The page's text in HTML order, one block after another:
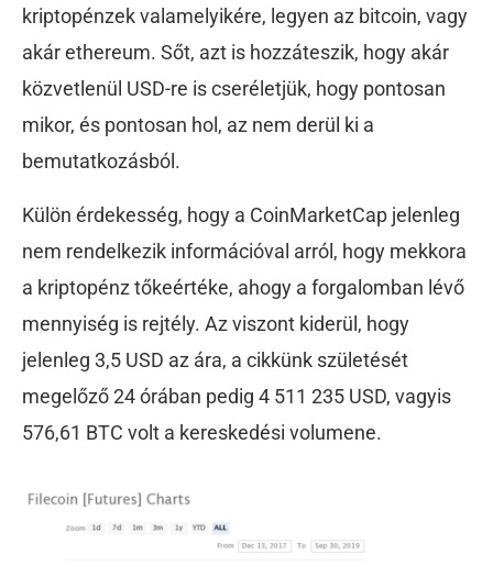
kriptopénzek valamelyikére, legyen az bitcoin, vagy
akár ethereum. Sőt, azt is hozzáteszik, hogy akár
közvetlenül USD-re is cseréletjük, hogy pontosan
mikor, és pontosan hol, az nem derül ki a
bemutatkozásból.
Külön érdekesség, hogy a CoinMarketCap jelenleg
nem rendelkezik információval arról, hogy mekkora
a kriptopénz tőkeértéke, ahogy a forgalomban lévő
mennyiség is rejtély. Az viszont kiderül, hogy
jelenleg 3,5 USD az ára, a cikkünk születését
megelőző 24 órában pedig 4 511 235 USD, vagyis
576,61 BTC volt a kereskedési volumene.